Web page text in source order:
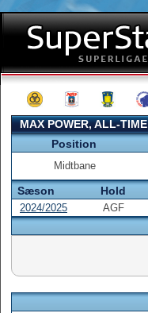
MAX POWER, ALL-TIME
Position
Midtbane
Sæson Hold
2024/2025 AGF